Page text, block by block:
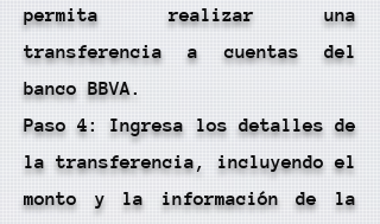
permita realizar una
transferencia a cuentas del
banco BBVA.
Paso 4: Ingresa los detalles de
la transferencia, incluyendo el
monto y la información de la